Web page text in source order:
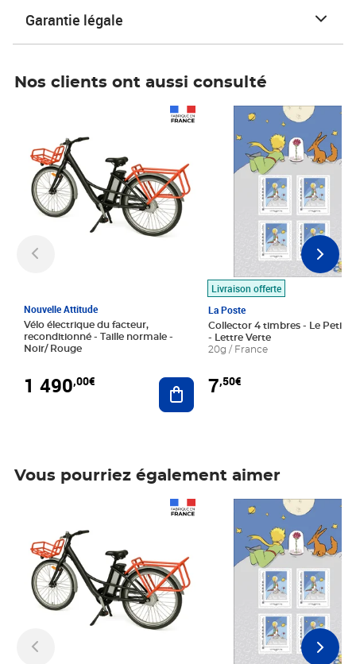
Garantie légale
Nos clients ont aussi consulté
Nouvelle Attitude
Vélo électrique du facteur,
reconditionné - Taille normale -
Noir/ Rouge
1 490,00€ Ajouter au panier
Livraison offerte
La Poste
Collector 4 timbres - Le Petit
- Lettre Verte
20g / France
7,50€
Prix 7,50€
Vous pourriez également aimer
Prix 7,50€